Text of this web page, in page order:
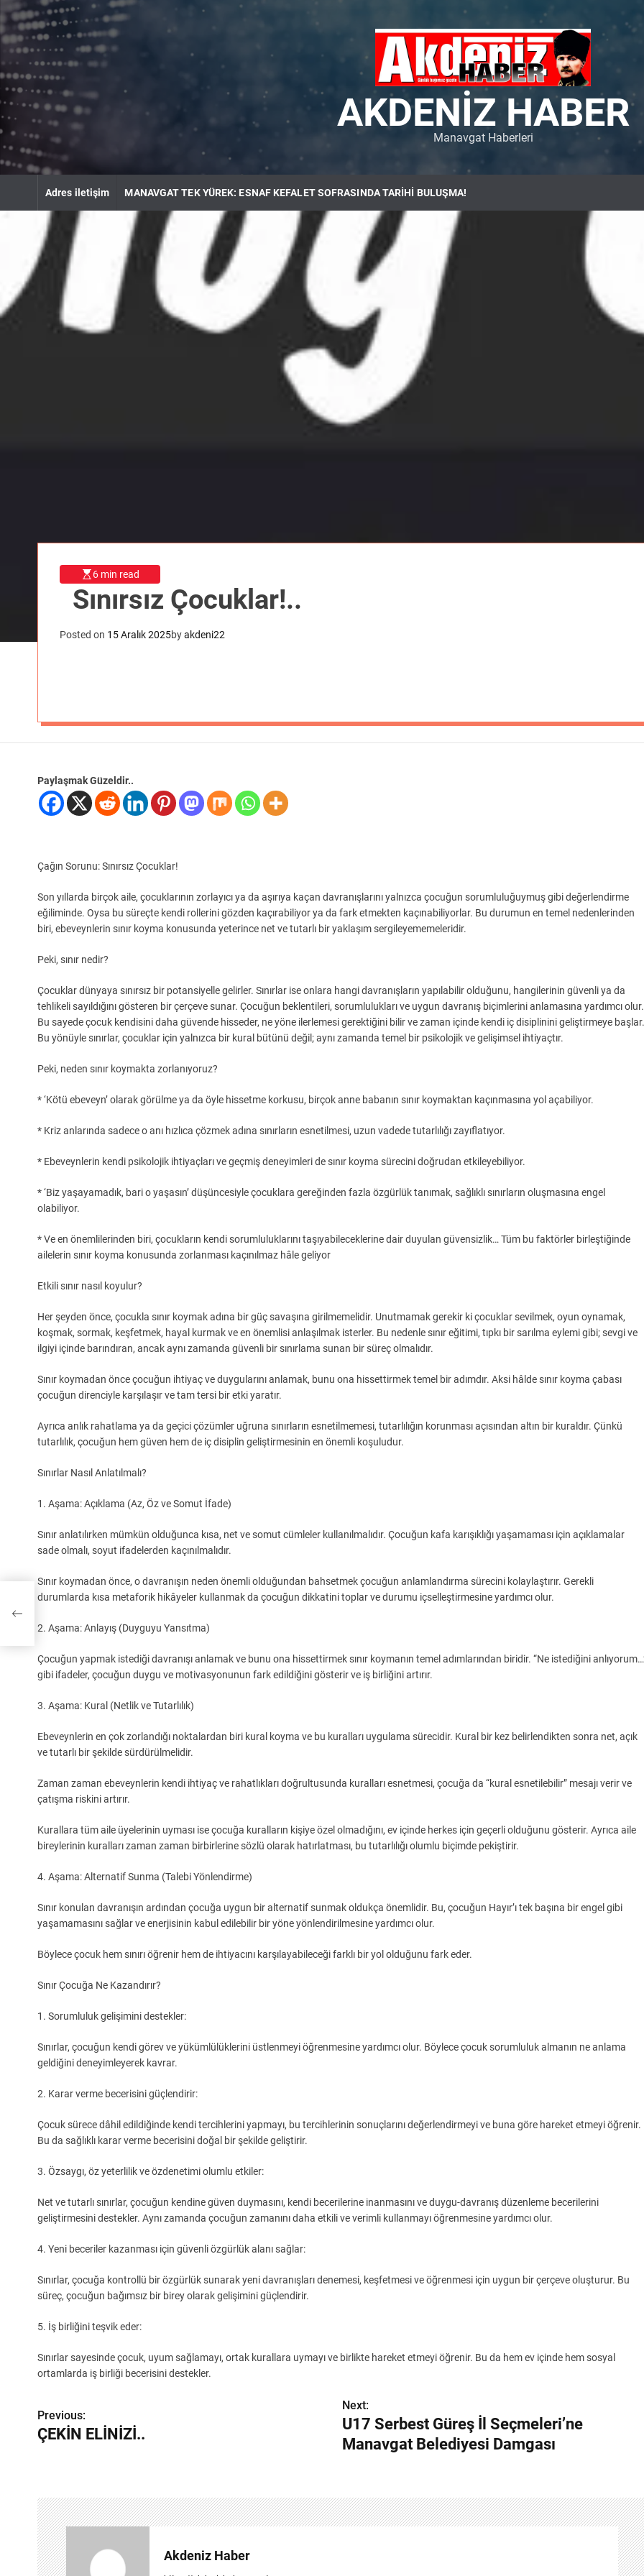
k
t
c
o
n
e
AKDENIZ HABER
Manavgat Haberleri
Adres iletişim MANAVGAT TEK YÜREK: ESNAF KEFALET SOFRASINDA TARİHİ BULUŞMA!
6 min read
Sınırsız Çocuklar!..
Posted on 15 Aralık 2025byakdeni22
Paylaşmak Güzeldir..
Çağın Sorunu: Sınırsız Çocuklar!
Son yıllarda birçok aile, çocuklarının zorlayıcı ya da aşırıya kaçan davranışlarını yalnızca çocuğun sorumluluğuymuş gibi değerlendirme
eğiliminde. Oysa bu süreçte kendi rollerini gözden kaçırabiliyor ya da fark etmekten kaçınabiliyorlar. Bu durumun en temel nedenlerinden
biri, ebeveynlerin sınır koyma konusunda yeterince net ve tutarlı bir yaklaşım sergileyememeleridir.
Peki, sınır nedir?
Çocuklar dünyaya sınırsız bir potansiyelle gelirler. Sınırlar ise onlara hangi davranışların yapılabilir olduğunu, hangilerinin güvenli ya da
tehlikeli sayıldığını gösteren bir çerçeve sunar. Çocuğun beklentileri, sorumlulukları ve uygun davranış biçimlerini anlamasına yardımcı olur.
Bu sayede çocuk kendisini daha güvende hisseder, ne yöne ilerlemesi gerektiğini bilir ve zaman içinde kendi iç disiplinini geliştirmeye başlar.
Bu yönüyle sınırlar, çocuklar için yalnızca bir kural bütünü değil; aynı zamanda temel bir psikolojik ve gelişimsel ihtiyaçtır.
Peki, neden sınır koymakta zorlanıyoruz?
* ‘Kötü ebeveyn’ olarak görülme ya da öyle hissetme korkusu, birçok anne babanın sınır koymaktan kaçınmasına yol açabiliyor.
* Kriz anlarında sadece o anı hızlıca çözmek adına sınırların esnetilmesi, uzun vadede tutarlılığı zayıflatıyor.
* Ebeveynlerin kendi psikolojik ihtiyaçları ve geçmiş deneyimleri de sınır koyma sürecini doğrudan etkileyebiliyor.
* ‘Biz yaşayamadık, bari o yaşasın’ düşüncesiyle çocuklara gereğinden fazla özgürlük tanımak, sağlıklı sınırların oluşmasına engel
olabiliyor.
* Ve en önemlilerinden biri, çocukların kendi sorumluluklarını taşıyabileceklerine dair duyulan güvensizlik… Tüm bu faktörler birleştiğinde
ailelerin sınır koyma konusunda zorlanması kaçınılmaz hâle geliyor
Etkili sınır nasıl koyulur?
Her şeyden önce, çocukla sınır koymak adına bir güç savaşına girilmemelidir. Unutmamak gerekir ki çocuklar sevilmek, oyun oynamak,
koşmak, sormak, keşfetmek, hayal kurmak ve en önemlisi anlaşılmak isterler. Bu nedenle sınır eğitimi, tıpkı bir sarılma eylemi gibi; sevgi ve
ilgiyi içinde barındıran, ancak aynı zamanda güvenli bir sınırlama sunan bir süreç olmalıdır.
Sınır koymadan önce çocuğun ihtiyaç ve duygularını anlamak, bunu ona hissettirmek temel bir adımdır. Aksi hâlde sınır koyma çabası
çocuğun direnciyle karşılaşır ve tam tersi bir etki yaratır.
Ayrıca anlık rahatlama ya da geçici çözümler uğruna sınırların esnetilmemesi, tutarlılığın korunması açısından altın bir kuraldır. Çünkü
tutarlılık, çocuğun hem güven hem de iç disiplin geliştirmesinin en önemli koşuludur.
Sınırlar Nasıl Anlatılmalı?
1. Aşama: Açıklama (Az, Öz ve Somut İfade)
Sınır anlatılırken mümkün olduğunca kısa, net ve somut cümleler kullanılmalıdır. Çocuğun kafa karışıklığı yaşamaması için açıklamalar
sade olmalı, soyut ifadelerden kaçınılmalıdır.
Sınır koymadan önce, o davranışın neden önemli olduğundan bahsetmek çocuğun anlamlandırma sürecini kolaylaştırır. Gerekli
durumlarda kısa metaforik hikâyeler kullanmak da çocuğun dikkatini toplar ve durumu içselleştirmesine yardımcı olur.
2. Aşama: Anlayış (Duyguyu Yansıtma)
Çocuğun yapmak istediği davranışı anlamak ve bunu ona hissettirmek sınır koymanın temel adımlarından biridir. “Ne istediğini
gibi ifadeler, çocuğun duygu ve motivasyonunun fark edildiğini gösterir ve iş birliğini artırır.
3. Aşama: Kural (Netlik ve Tutarlılık)
Ebeveynlerin en çok zorlandığı noktalardan biri kural koyma ve bu kuralları uygulama sürecidir. Kural bir kez belirlendikten sonra net, açık
ve tutarlı bir şekilde sürdürülmelidir.
Zaman zaman ebeveynlerin kendi ihtiyaç ve rahatlıkları doğrultusunda kuralları esnetmesi, çocuğa da “kural esnetilebilir” mesajı verir ve
çatışma riskini artırır.
Kurallara tüm aile üyelerinin uyması ise çocuğa kuralların kişiye özel olmadığını, ev içinde herkes için geçerli olduğunu gösterir. Ayrıca aile
bireylerinin kuralları zaman zaman birbirlerine sözlü olarak hatırlatması, bu tutarlılığı olumlu biçimde pekiştirir.
4. Aşama: Alternatif Sunma (Talebi Yönlendirme)
Sınır konulan davranışın ardından çocuğa uygun bir alternatif sunmak oldukça önemlidir. Bu, çocuğun Hayır’ı tek başına bir engel gibi
yaşamamasını sağlar ve enerjisinin kabul edilebilir bir yöne yönlendirilmesine yardımcı olur.
Böylece çocuk hem sınırı öğrenir hem de ihtiyacını karşılayabileceği farklı bir yol olduğunu fark eder.
Sınır Çocuğa Ne Kazandırır?
1. Sorumluluk gelişimini destekler:
Sınırlar, çocuğun kendi görev ve yükümlülüklerini üstlenmeyi öğrenmesine yardımcı olur. Böylece çocuk sorumluluk almanın ne anlama
geldiğini deneyimleyerek kavrar.
2. Karar verme becerisini güçlendirir:
Çocuk sürece dâhil edildiğinde kendi tercihlerini yapmayı, bu tercihlerinin sonuçlarını değerlendirmeyi ve buna göre hareket etmeyi öğrenir.
Bu da sağlıklı karar verme becerisini doğal bir şekilde geliştirir.
3. Özsaygı, öz yeterlilik ve özdenetimi olumlu etkiler:
Net ve tutarlı sınırlar, çocuğun kendine güven duymasını, kendi becerilerine inanmasını ve duygu-davranış düzenleme becerilerini
geliştirmesini destekler. Aynı zamanda çocuğun zamanını daha etkili ve verimli kullanmayı öğrenmesine yardımcı olur.
4. Yeni beceriler kazanması için güvenli özgürlük alanı sağlar:
Sınırlar, çocuğa kontrollü bir özgürlük sunarak yeni davranışları denemesi, keşfetmesi ve öğrenmesi için uygun bir çerçeve oluşturur. Bu
süreç, çocuğun bağımsız bir birey olarak gelişimini güçlendirir.
5. İş birliğini teşvik eder:
Sınırlar sayesinde çocuk, uyum sağlamayı, ortak kurallara uymayı ve birlikte hareket etmeyi öğrenir. Bu da hem ev içinde hem sosyal
ortamlarda iş birliği becerisini destekler.
Y
a
g
e
Previous:
ÇEKİN ELİNİZİ..
Next:
U17 Serbest Güreş İl Seçmeleri’ne
Manavgat Belediyesi Damgası
Akdeniz Haber